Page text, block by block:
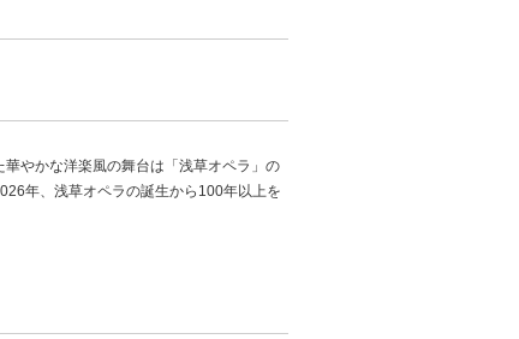
やかな洋楽風の舞台は「浅草オペラ」の
年、浅草オペラの誕生から100年以上を